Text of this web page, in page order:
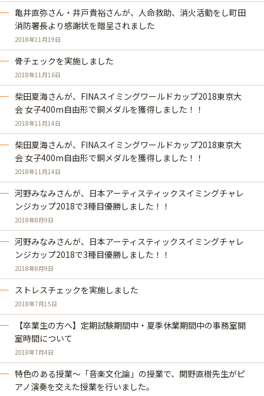
亀井直弥さん・井戸貴裕さんが、人命救助、消火活動をし町田
消防署長より感謝状を贈呈されました
2018年11月19日
骨チェックを実施しました
2018年11月16日
柴田夏海さんが、FINAスイミングワールドカップ2018東京大
会 女子400m自由形で銅メダルを獲得しました！！
2018年11月14日
柴田夏海さんが、FINAスイミングワールドカップ2018東京大
会 女子400m自由形で銅メダルを獲得しました！！
2018年11月14日
河野みなみさんが、日本アーティスティックスイミングチャレ
ンジカップ2018で3種目優勝しました！！
2018年8月9日
河野みなみさんが、日本アーティスティックスイミングチャレ
ンジカップ2018で3種目優勝しました！！
2018年8月9日
ストレスチェックを実施しました
2018年7月15日
【卒業生の方へ】定期試験期間中・夏季休業期間中の事務室開
室時間について
2018年7月4日
特色のある授業～「音楽文化論」の授業で、関野直樹先生がピ
アノ演奏を交えた授業を行いました。